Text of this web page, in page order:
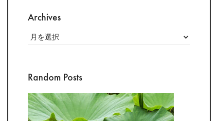
Archives
Archives
Random Posts